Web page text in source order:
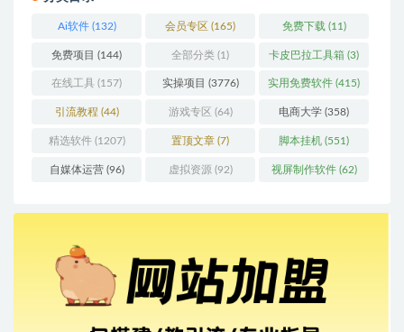
Ai软件(132) 会员专区 (165) 免费下载 (11)
免费项目 (144) 全部分类 (1) 卡皮巴拉工具箱 (3)
在线工具 (157) 实操项目 (3776) 实用免费软件 (415)
引流教程 (44) 游戏专区 (64) 电商大学 (358)
精选软件(1207) 置顶文章 (7) 脚本挂机 (551)
自媒体运营(96) 虚拟资源 (92) 视屏制作软件(62)